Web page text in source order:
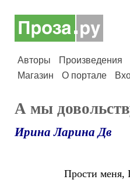
Авторы Произведения
Магазин
О портале
А мы
Ирина Ларина Дв
Прости меня,